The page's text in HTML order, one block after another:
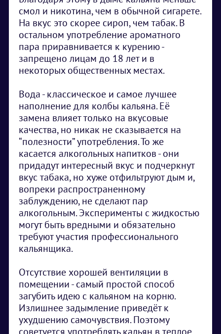
смол и никотина, чем в обычной сигарете.
На вкус это скорее сироп, чем табак. В
остальном употребление ароматного
пара приравнивается к курению -
запрещено лицам до 18 лет и в
некоторых общественных местах.
Вода - классическое и самое лучшее
наполнение для колбы кальяна. Её
замена влияет только на вкусовые
качества, но никак не сказывается на
“полезности” употребления. То же
касается алкогольных напитков - они
придадут интересный вкус и подчеркнут
вкус табака, но хуже отфильтруют дым и,
вопреки распространенному
заблуждению, не сделают пар
алкогольным. Эксперименты с жидкостью
могут быть вредными и обязательно
требуют участия профессионального
кальянщика.
Отсутствие хорошей вентиляции в
помещении - самый простой способ
загубить идею с кальяном на корню.
Излишнее задымление приведёт к
ухудшению самочувствия. Поэтому